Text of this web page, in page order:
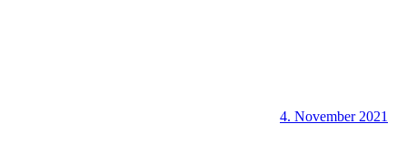
4. November 2021